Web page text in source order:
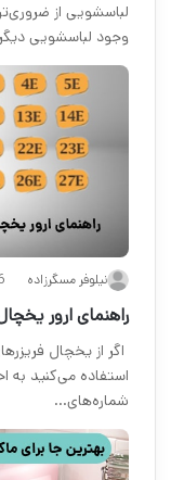
لباسشویی از
وجود لباسشویی
نیلوفر مسگرزاده 6
راهنمای ارور
اگر از یخچال
استفاده می‌کنید به
شماره‌های…